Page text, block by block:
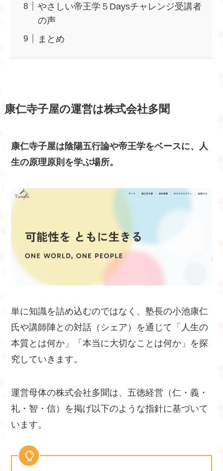
やさしい帝王学５Daysチャレンジ受講者
の声
まとめ
康仁寺子屋の運営は株式会社多聞
康仁寺子屋は陰陽五行論や帝王学をベースに、人
生の原理原則を学ぶ場所。
単に知識を詰め込むのではなく、塾長の小池康仁
氏や講師陣との対話（シェア）を通じて「人生の
本質とは何か」「本当に大切なことは何か」を探
究していきます。
運営母体の株式会社多聞は、五徳経営（仁・義・
礼・智・信）を掲げ以下のような指針に基づいて
います。